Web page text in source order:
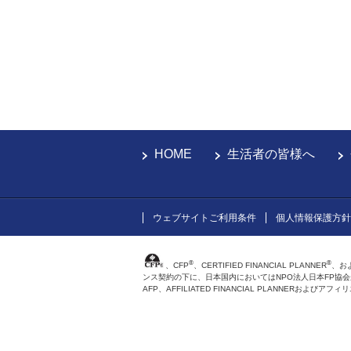
HOME 生活者の皆様へ
ウェブサイトご利用条件 個人情報保護方針
、CFP® 、CERTIFIED FINANCIAL PLANNER® 、
ンス契約の下に、日本国内においてはNPO法人日本FP協
AFP、AFFILIATED FINANCIAL PLANNERおよびアフィ